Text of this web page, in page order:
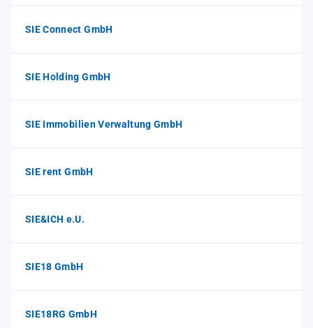
SIE Connect GmbH
SIE Holding GmbH
SIE Immobilien Verwaltung GmbH
SIE rent GmbH
SIE&ICH e.U.
SIE18 GmbH
SIE18RG GmbH